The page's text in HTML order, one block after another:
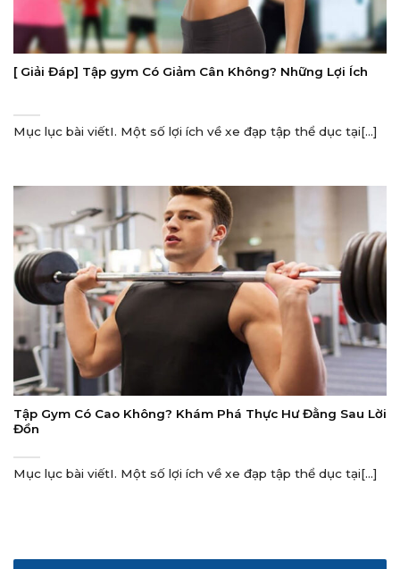
[ Giải Đáp] Tập gym Có Giảm Cân Không? Những Lợi Ích
Mục lục bài viếtI. Một số lợi ích về xe đạp tập thể dục tại[...]
Tập Gym Có Cao Không? Khám Phá Thực Hư Đằng Sau Lời
Đồn
Mục lục bài viếtI. Một số lợi ích về xe đạp tập thể dục tại[...]